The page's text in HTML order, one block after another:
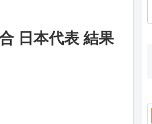
日本代表 結果